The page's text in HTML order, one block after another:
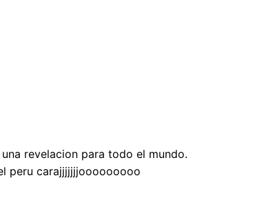
revelacion para todo el mundo.
peru carajjjjjjjooooooooo